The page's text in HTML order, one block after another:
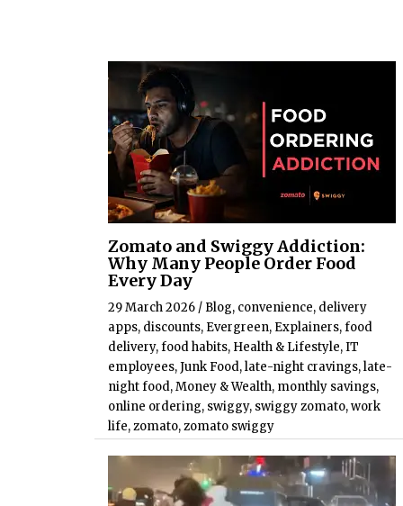
Zomato and Swiggy Addiction:
Why Many People Order Food
Every Day
29 March 2026 / Blog, convenience, delivery
apps, discounts, Evergreen, Explainers,food
delivery,food habits, Health & Lifestyle,IT
employees,Junk Food,late-night cravings,late-
night food,Money & Wealth, monthly savings,
online ordering, swiggy, swiggy zomato,work
life,zomato,zomato swiggy